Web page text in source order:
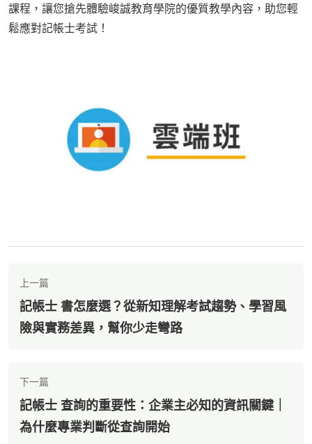
課程，讓您搶先體驗峻誠教育學院的優質教學內容，助您輕
鬆應對記帳士考試！
上一篇
記帳士 書怎麼選？從新知理解考試趨勢、學習風
險與實務差異，幫你少走彎路
下一篇
記帳士 查詢的重要性：企業主必知的資訊關鍵｜
為什麼專業判斷從查詢開始